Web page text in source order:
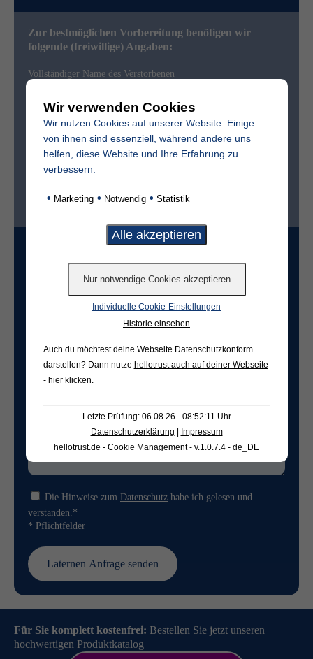
Zur bestmöglichen Vorbereitung benötigen wir
folgende (freiwillige) Angaben:
Vollständiger Name des Verstorbenen
Sterbedatum
nein
Freifeld für evtl. Anmerkungen
Die Hinweise zum Datenschutz habe ich gelesen und
verstanden.*
* Pflichtfelder
Für Sie komplett kostenfrei: Bestellen Sie jetzt unseren
hochwertigen Produktkatalog
Wir verwenden Cookies
Wir nutzen Cookies auf unserer Website. Einige
von ihnen sind essenziell, während andere uns
helfen, diese Website und Ihre Erfahrung zu
verbessern.
• Marketing • Notwendig • Statistik
Individuelle Cookie-Einstellungen
Historie einsehen
Auch du möchtest deine Webseite Datenschutzkonform
darstellen? Dann nutze hellotrust auch auf deiner Webseite
- hier klicken
Letzte Prüfung: 06.08.26 - 08:52:11 Uhr
Datenschutzerklärung | Impressum
hellotrust.de - Cookie Management - v.1.0.7.4 - de_DE